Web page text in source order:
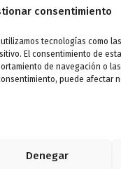
consentimiento
tecnologías como
El consentimiento de
de navegación o
puede afectar
Denegar